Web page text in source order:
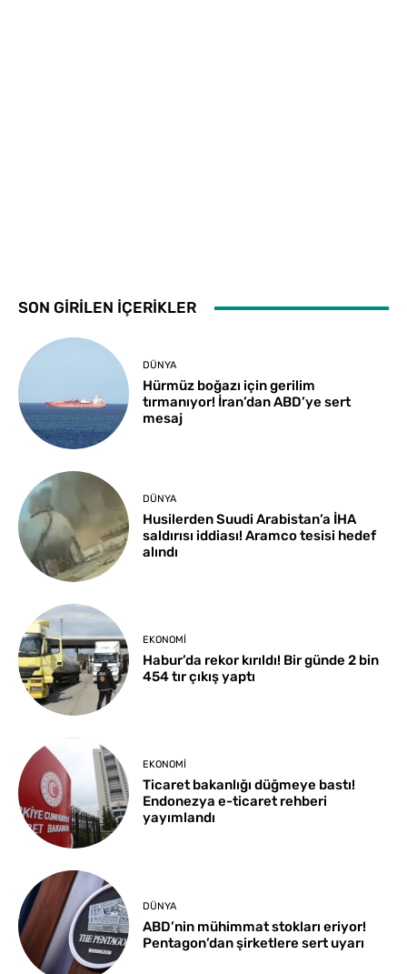
SON GİRİLEN İÇERİKLER
DÜNYA
Hürmüz boğazı için gerilim
tırmanıyor! İran’dan ABD’ye sert
mesaj
DÜNYA
Husilerden Suudi Arabistan’a İHA
saldırısı iddiası! Aramco tesisi hedef
alındı
EKONOMI
Habur’da rekor kırıldı! Bir günde 2 bin
454 tır çıkış yaptı
EKONOMI
Ticaret bakanlığı düğmeye bastı!
Endonezya e-ticaret rehberi
yayımlandı
DÜNYA
ABD’nin mühimmat stokları eriyor!
Pentagon’dan şirketlere sert uyarı